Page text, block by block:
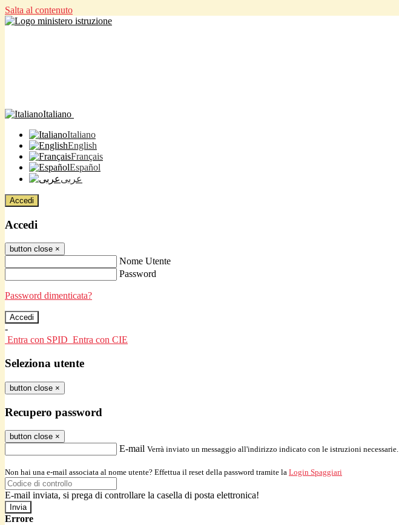
Salta al contenuto
Italiano
Italiano
English
Français
Español
عربى
Accedi
Accedi
button close ×
Nome Utente
Password
Password dimenticata?
-
Entra con SPID Entra con CIE
Seleziona utente
button close ×
Recupero password
button close ×
E-mail Verrà inviato un messaggio all'indirizzo indicato con le istruzioni necessarie.
Non hai una e-mail associata al nome utente? Effettua il reset della password tramite la Login Spaggiari
E-mail inviata, si prega di controllare la casella di posta elettronica!
Errore